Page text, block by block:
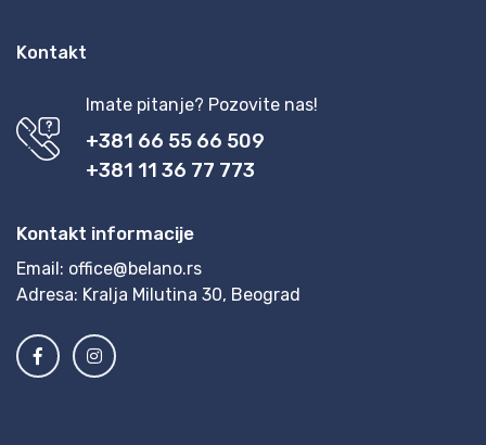
Kontakt
Imate pitanje? Pozovite nas!
+381 66 55 66 509
+381 11 36 77 773
Kontakt informacije
Email: office@belano.rs
Adresa: Kralja Milutina 30, Beograd